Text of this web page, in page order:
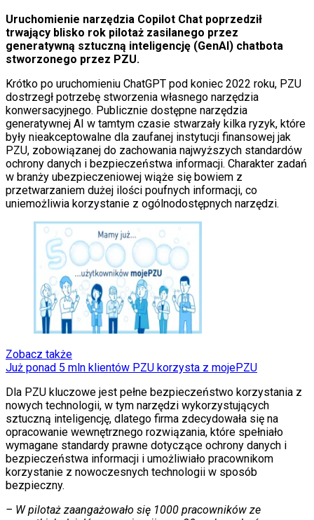
Uruchomienie narzędzia Copilot Chat poprzedził
trwający blisko rok pilotaż zasilanego przez
generatywną sztuczną inteligencję (GenAI) chatbota
stworzonego przez PZU.
Krótko po uruchomieniu ChatGPT pod koniec 2022 roku, PZU
dostrzegł potrzebę stworzenia własnego narzędzia
konwersacyjnego. Publicznie dostępne narzędzia
generatywnej AI w tamtym czasie stwarzały kilka ryzyk, które
były nieakceptowalne dla zaufanej instytucji finansowej jak
PZU, zobowiązanej do zachowania najwyższych standardów
ochrony danych i bezpieczeństwa informacji. Charakter zadań
w branży ubezpieczeniowej wiąże się bowiem z
przetwarzaniem dużej ilości poufnych informacji, co
uniemożliwia korzystanie z ogólnodostępnych narzędzi.
Zobacz także
Już ponad 5 mln klientów PZU korzysta z mojePZU
Dla PZU kluczowe jest pełne bezpieczeństwo korzystania z
nowych technologii, w tym narzędzi wykorzystujących
sztuczną inteligencję, dlatego firma zdecydowała się na
opracowanie wewnętrznego rozwiązania, które spełniało
wymagane standardy prawne dotyczące ochrony danych i
bezpieczeństwa informacji i umożliwiało pracownikom
korzystanie z nowoczesnych technologii w sposób
bezpieczny.
– W pilotaż zaangażowało się 1000 pracowników ze